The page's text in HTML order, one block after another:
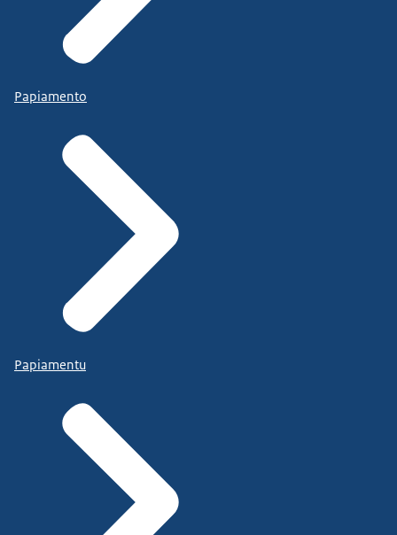
Papiamento
Papiamentu